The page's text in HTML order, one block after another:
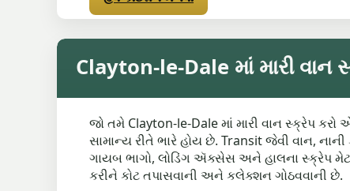
Clayton-le-Dale માં મારી વાન
જો તમે Clayton-le-Dale માં મારી વાન સ્ક્રેપ કરો
સામાન્ય રીતે ભારે હોય છે. Transit જેવી વાન,
ગાયબ ભાગો, લોડિંગ ઍક્સેસ અને હાલના સ્ક્રેપ
કરીને કોટ તપાસવાની અને કલેક્શન ગોઠવવાની છે.